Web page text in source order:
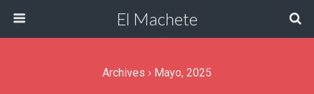
El Machete
Archives › Mayo, 2025